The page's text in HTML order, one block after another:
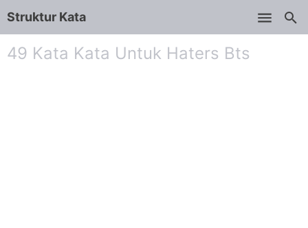
Struktur Kata
49 Kata Kata Untuk Haters Bts